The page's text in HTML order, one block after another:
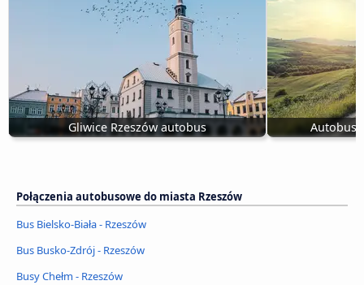
Gliwice Rzeszów autobus Autobus
Połączenia autobusowe do miasta Rzeszów
Bus Bielsko-Biała - Rzeszów
Bus Busko-Zdrój - Rzeszów
Busy Chełm - Rzeszów